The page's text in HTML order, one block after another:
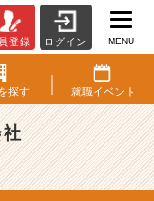
登録 ログイン MENU
探す 就職イベント